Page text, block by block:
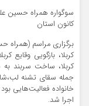
کانون استان
برگزاری مراسم (همراه
کربلا، بازگویی وقایع
کربلا، ساخت سربند به
جمله سقای تشنه
خانواده فعالیت‌هایی
اجرا شد.